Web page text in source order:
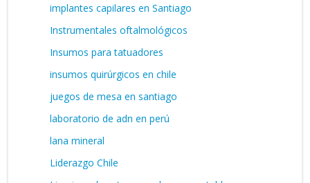
implantes capilares en Santiago
Instrumentales oftalmológicos
Insumos para tatuadores
insumos quirúrgicos en chile
juegos de mesa en santiago
laboratorio de adn en perú
lana mineral
Liderazgo Chile